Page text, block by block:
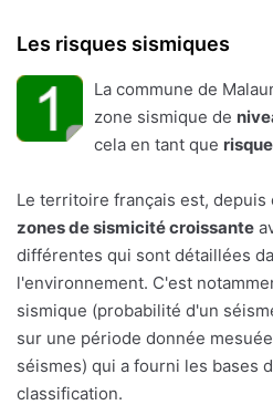
Les risques sismiques
La commune de
zone sismique de
cela en tant que
Le territoire français est, depuis
zones de sismicité croissante
différentes qui sont détaillées
l'environnement. C'est
sismique (probabilité d'un
sur une période donnée
séismes) qui a fourni les bases
classification.